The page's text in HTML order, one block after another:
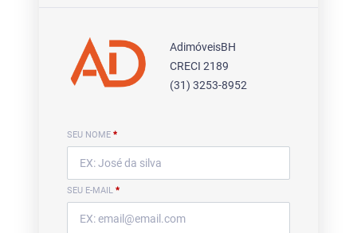
AdimóveisBH
CRECI 2189
(31) 3253-8952
SEU NOME *
SEU E-MAIL *